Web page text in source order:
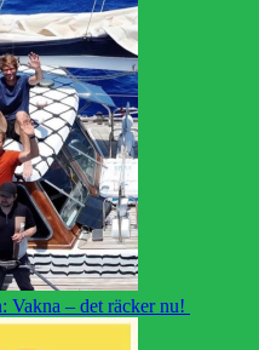
Vakna – det räcker nu!